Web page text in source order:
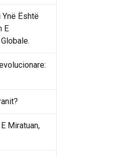
Është
E
Miratuan,